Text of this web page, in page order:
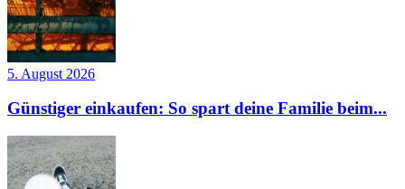
5. August 2026
Günstiger einkaufen: So spart deine Familie beim...